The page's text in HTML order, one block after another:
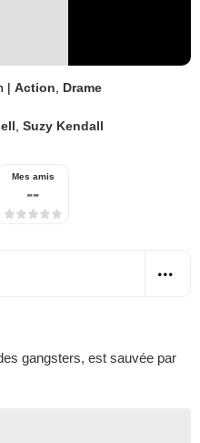
| Action
Drame
Suzy Kendall
Mes amis
--
gangsters, est sauvée par